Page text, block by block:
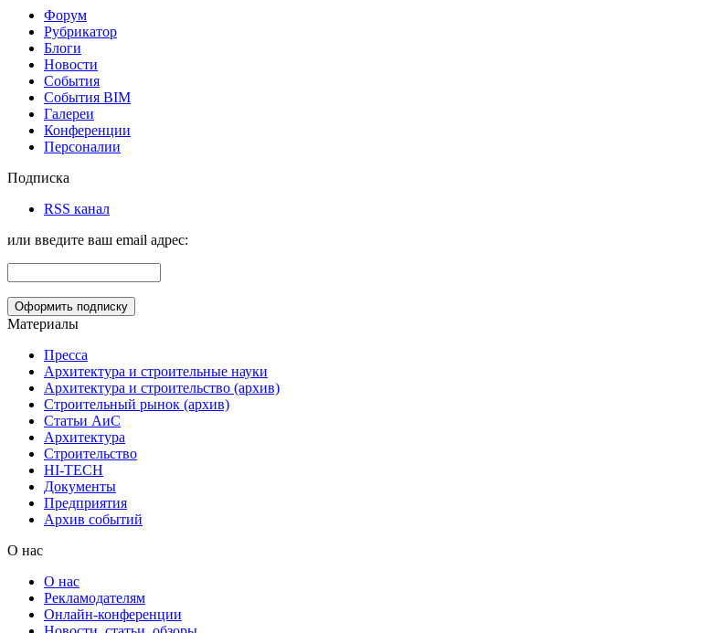
Форум
Рубрикатор
Блоги
Новости
События
События BIM
Галереи
Конференции
Персоналии
Подписка
RSS канал
или введите ваш email адрес:
Материалы
Пресса
Архитектура и строительные науки
Архитектура и строительство (архив)
Строительный рынок (архив)
Статьи АиС
Архитектура
Строительство
HI-TECH
Документы
Предприятия
Архив событий
О нас
О нас
Рекламодателям
Онлайн-конференции